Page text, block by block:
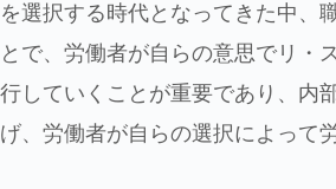
選択する時代となってきた中、
で、労働者が自らの意思でリ・
していくことが重要であり、内
、労働者が自らの選択によって